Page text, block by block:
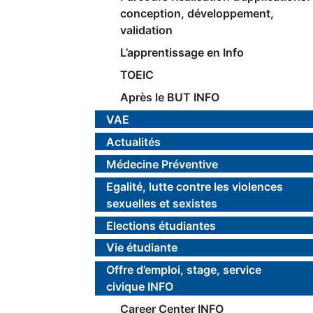
conception, développement,
validation
L’apprentissage en Info
TOEIC
Après le BUT INFO
VAE
Actualités
Médecine Préventive
Egalité, lutte contre les violences
sexuelles et sexistes
Elections étudiantes
Vie étudiante
Offre d’emploi, stage, service
civique INFO
Career Center INFO